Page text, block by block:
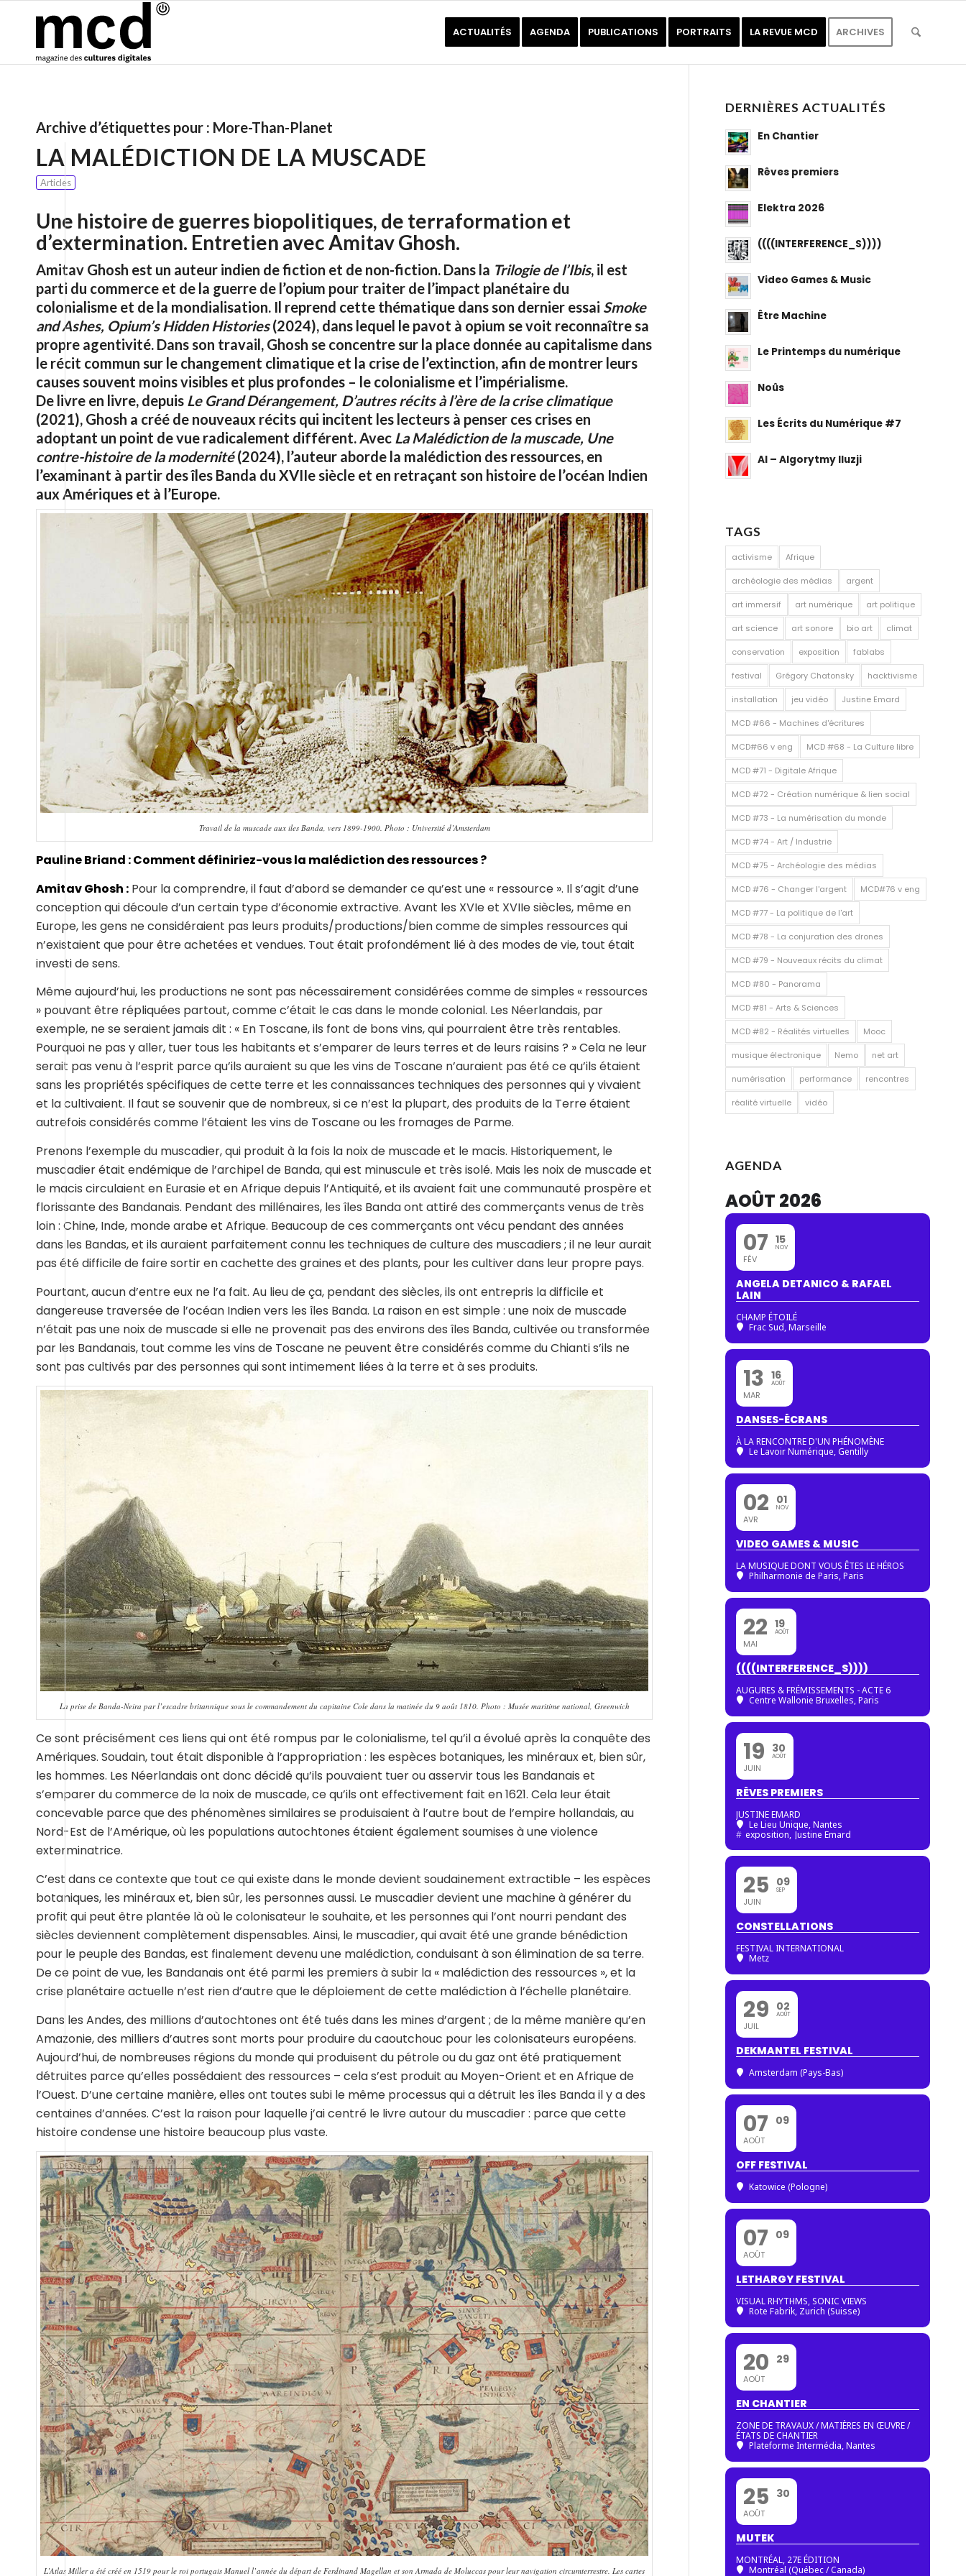
ACTUALITÉS AGENDA PUBLICATIONS PORTRAITS LA REVUE MCD ARCHIVES
Archive d’étiquettes pour : More-Than-Planet
LA MALÉDICTION DE LA MUSCADE
Articles
Une histoire de guerres biopolitiques, de terraformation et
d’extermination. Entretien avec Amitav Ghosh.
Amitav Ghosh est un auteur indien de fiction et de non-fiction. Dans la Trilogie de l’Ibis, il est
parti du commerce et de la guerre de l’opium pour traiter de l’impact planétaire du
colonialisme et de la mondialisation. Il reprend cette thématique dans son dernier essai Smoke
and Ashes, Opium’s Hidden Histories(2024), dans lequel le pavot à opium se voit reconnaître sa
propre agentivité. Dans son travail, Ghosh se concentre sur la place donnée au capitalisme dans
le récit commun sur le changement climatique et la crise de l’extinction, afin de montrer leurs
causes souvent moins visibles et plus profondes – le colonialisme et l’impérialisme.
De livre en livre, depuis Le Grand Dérangement, D’autres récits à l’ère de la crise climatique
(2021), Ghosh a créé de nouveaux récits qui incitent les lecteurs à penser ces crises en
adoptant un point de vue radicalement différent. Avec La Malédiction de la muscade, Une
contre-histoire de la modernité(2024), l’auteur aborde la malédiction des ressources, en
l’examinant à partir des îles Banda du XVIIe siècle et en retraçant son histoire de l’océan Indien
aux Amériques et à l’Europe.
Travail de la muscade aux iles Banda, vers 1899-1900. Photo : Université d’Amsterdam
Pauline Briand : Comment définiriez-vous la malédiction des ressources ?
Amitav Ghosh : Pour la comprendre, il faut d’abord se demander ce qu’est une « ressource ». Il s’agit d’une
conception qui découle d’un certain type d’économie extractive. Avant les XVIe et XVIIe siècles, même en
Europe, les gens ne considéraient pas leurs produits/productions/bien comme de simples ressources qui
n’existaient que pour être achetées et vendues. Tout était profondément lié à des modes de vie, tout était
investi de sens.
Même aujourd’hui, les productions ne sont pas nécessairement considérées comme de simples « ressources
» pouvant être répliquées partout, comme c’était le cas dans le monde colonial. Les Néerlandais, par
exemple, ne se seraient jamais dit : « En Toscane, ils font de bons vins, qui pourraient être très rentables.
Pourquoi ne pas y aller, tuer tous les habitants et s’emparer de leurs terres et de leurs raisins ? » Cela ne leur
serait pas venu à l’esprit parce qu’ils auraient su que les vins de Toscane n’auraient pas été ce qu’ils étaient
sans les propriétés spécifiques de cette terre et les connaissances techniques des personnes qui y vivaient
et la cultivaient. Il faut se souvenir que de nombreux, si ce n’est la plupart, des produits de la Terre étaient
autrefois considérés comme l’étaient les vins de Toscane ou les fromages de Parme.
Prenons l’exemple du muscadier, qui produit à la fois la noix de muscade et le macis. Historiquement, le
muscadier était endémique de l’archipel de Banda, qui est minuscule et très isolé. Mais les noix de muscade et
le macis circulaient en Eurasie et en Afrique depuis l’Antiquité, et ils avaient fait une communauté prospère et
florissante des Bandanais. Pendant des millénaires, les îles Banda ont attiré des commerçants venus de très
loin : Chine, Inde, monde arabe et Afrique. Beaucoup de ces commerçants ont vécu pendant des années
dans les Bandas, et ils auraient parfaitement connu les techniques de culture des muscadiers ; il ne leur aurait
pas été difficile de faire sortir en cachette des graines et des plants, pour les cultiver dans leur propre pays.
Pourtant, aucun d’entre eux ne l’a fait. Au lieu de ça, pendant des siècles, ils ont entrepris la difficile et
dangereuse traversée de l’océan Indien vers les îles Banda. La raison en est simple : une noix de muscade
n’était pas une noix de muscade si elle ne provenait pas des environs des îles Banda, cultivée ou transformée
par les Bandanais, tout comme les vins de Toscane ne peuvent être considérés comme du Chianti s’ils ne
sont pas cultivés par des personnes qui sont intimement liées à la terre et à ses produits.
La prise de Banda-Neira par l’escadre britannique sous le commandement du capitaine Cole dans la matinée du 9 août 1810. Photo : Musée maritime national, Greenwich
Ce sont précisément ces liens qui ont été rompus par le colonialisme, tel qu’il a évolué après la conquête des
Amériques. Soudain, tout était disponible à l’appropriation : les espèces botaniques, les minéraux et, bien sûr,
les hommes. Les Néerlandais ont donc décidé qu’ils pouvaient tuer ou asservir tous les Bandanais et
s’emparer du commerce de la noix de muscade, ce qu’ils ont effectivement fait en 1621. Cela leur était
concevable parce que des phénomènes similaires se produisaient à l’autre bout de l’empire hollandais, au
Nord-Est de l’Amérique, où les populations autochtones étaient également soumises à une violence
exterminatrice.
C’est dans ce contexte que tout ce qui existe dans le monde devient soudainement extractible – les espèces
botaniques, les minéraux et, bien sûr, les personnes aussi. Le muscadier devient une machine à générer du
profit qui peut être plantée là où le colonisateur le souhaite, et les personnes qui l’ont nourri pendant des
siècles deviennent complètement dispensables. Ainsi, le muscadier, qui avait été une grande bénédiction
pour le peuple des Bandas, est finalement devenu une malédiction, conduisant à son élimination de sa terre.
De ce point de vue, les Bandanais ont été parmi les premiers à subir la « malédiction des ressources », et la
crise planétaire actuelle n’est rien d’autre que le déploiement de cette malédiction à l’échelle planétaire.
Dans les Andes, des millions d’autochtones ont été tués dans les mines d’argent ; de la même manière qu’en
Amazonie, des milliers d’autres sont morts pour produire du caoutchouc pour les colonisateurs européens.
Aujourd’hui, de nombreuses régions du monde qui produisent du pétrole ou du gaz ont été pratiquement
détruites parce qu’elles possédaient des ressources – cela s’est produit au Moyen-Orient et en Afrique de
l’Ouest. D’une certaine manière, elles ont toutes subi le même processus qui a détruit les îles Banda il y a des
centaines d’années. C’est la raison pour laquelle j’ai centré le livre autour du muscadier : parce que cette
histoire condense une histoire beaucoup plus vaste.
L’Atlas Miller a été créé en 1519 pour le roi portugais Manuel l’année du départ de Ferdinand Magellan et son Armada de Moluccas pour leur navigation circumterrestre. Les cartes
DERNIÈRES ACTUALITÉS
En Chantier
Rêves premiers
Elektra 2026
((((INTERFERENCE_S))))
Video Games & Music
Être Machine
Le Printemps du numérique
Noûs
Les Écrits du Numérique #7
AI – Algorytmy Iluzji
TAGS
activisme Afrique
archéologie des médias argent
art immersif art numérique art politique
art science art sonore bio art climat
conservation exposition fablabs
festival Grégory Chatonsky hacktivisme
installation jeu vidéo Justine Emard
MCD #66 - Machines d'écritures
MCD#66 v eng MCD #68 - La Culture libre
MCD #71 - Digitale Afrique
MCD #72 - Création numérique & lien social
MCD #73 - La numérisation du monde
MCD #74 - Art / Industrie
MCD #75 - Archéologie des médias
MCD #76 - Changer l'argent MCD#76 v eng
MCD #77 - La politique de l'art
MCD #78 - La conjuration des drones
MCD #79 - Nouveaux récits du climat
MCD #80 - Panorama
MCD #81 - Arts & Sciences
MCD #82 - Réalités virtuelles Mooc
musique électronique Nemo net art
numérisation performance rencontres
réalité virtuelle vidéo
AGENDA
AOÛT 2026
07
FÉV
15
NOV
ANGELA DETANICO & RAFAEL
LAIN
CHAMP ÉTOILÉ
Frac Sud, Marseille
13
MAR
16
AOÛT
DANSES-ÉCRANS
À LA RENCONTRE D'UN PHÉNOMÈNE
Le Lavoir Numérique, Gentilly
02
AVR
01
NOV
VIDEO GAMES & MUSIC
LA MUSIQUE DONT VOUS ÊTES LE HÉROS
Philharmonie de Paris, Paris
22
MAI
19
AOÛT
((((INTERFERENCE_S))))
AUGURES & FRÉMISSEMENTS - ACTE 6
Centre Wallonie Bruxelles, Paris
19
JUIN
30
AOÛT
RÊVES PREMIERS
JUSTINE EMARD
Le Lieu Unique, Nantes
# exposition, Justine Emard
25
JUIN
09
SEP
CONSTELLATIONS
FESTIVAL INTERNATIONAL
Metz
29
JUIL
02
AOÛT
DEKMANTEL FESTIVAL
Amsterdam (Pays-Bas)
07
AOÛT
09
OFF FESTIVAL
Katowice (Pologne)
07
AOÛT
09
LETHARGY FESTIVAL
VISUAL RHYTHMS, SONIC VIEWS
Rote Fabrik, Zurich (Suisse)
20
AOÛT
29
EN CHANTIER
ZONE DE TRAVAUX / MATIÈRES EN ŒUVRE /
ÉTATS DE CHANTIER
Plateforme Intermédia, Nantes
25
AOÛT
30
MUTEK
MONTRÉAL, 27E ÉDITION
Montréal (Québec / Canada)